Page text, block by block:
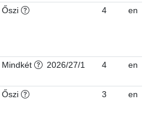
Őszi 4 en
Mindkét 2026/27/1 4 en
Őszi 3 en